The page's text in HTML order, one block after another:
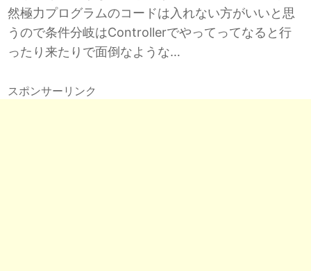
然極力プログラムのコードは入れない方がいいと思
うので条件分岐はControllerでやってってなると行
ったり来たりで面倒なような…
スポンサーリンク